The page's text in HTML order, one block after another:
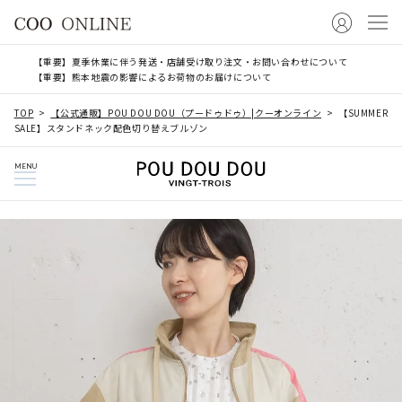
【重要】夏季休業に伴う発送・店舗受け取り注文・お問い合わせについて
【重要】熊本地震の影響によるお荷物のお届けについて
TOP 【公式通販】POU DOU DOU（プードゥドゥ）|クーオンライン
【SUMMER
SALE】スタンドネック配色切り替えブルゾン
MENU